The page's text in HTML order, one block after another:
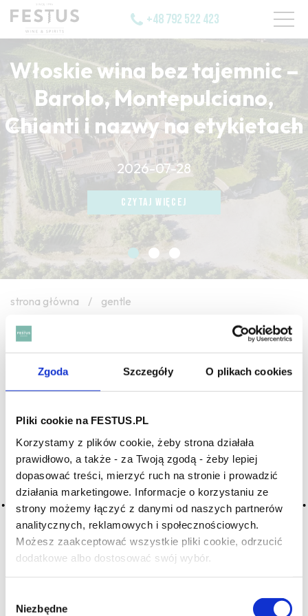
Zgoda Szczegóły O plikach cookies
Pliki cookie na FESTUS.PL
Korzystamy z plików cookie, żeby strona działała
prawidłowo, a także - za Twoją zgodą - żeby lepiej
dopasować treści, mierzyć ruch na stronie i prowadzić
działania marketingowe. Informacje o korzystaniu ze
strony możemy łączyć z danymi od naszych partnerów
analitycznych, reklamowych i społecznościowych.
Możesz zaakceptować wszystkie pliki cookie, odrzucić
dodatkowe albo dostosować swój wybór.
zgody
Niezbędne
Czy masz ukończone 18 lat?
+48 792 522 423
Włoskie wina bez tajemnic –
Barolo, Montepulciano,
Chianti i nazwy na etykietach
2026-07-28
CZYTAJ WIĘCEJ
CZYTAJ WIĘCEJ
CZYTAJ WIĘCEJ
strona główna / gentle
Archiwum wpisów tagu: gentle
2016-05-10
resztkowy, przede wszystkim glukoza i fruktoza, które
nie zamieniły się w procesie fermentacji w alkohol
(słodkość); wina s. szczególnie popularne były w czasach
antycznych i w średniowieczu, są lubiane także współcześnie,
… Więcej słodkie →
CZYTAJ WIĘCEJ
2016-05-10